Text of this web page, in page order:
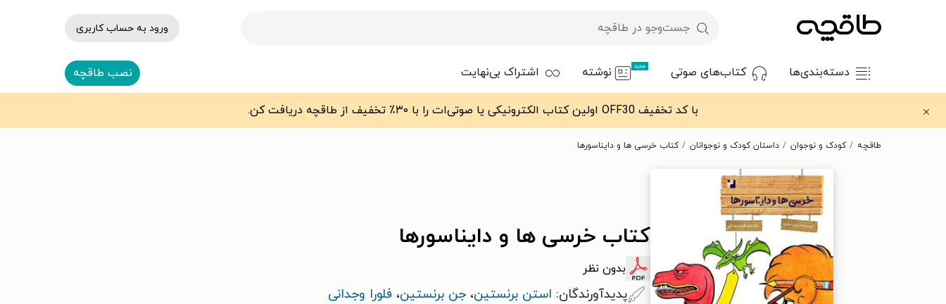
ورود به حساب کاربری
دسته‌بندی‌ها کتاب‌های صوتی جدید نوشته اشتراک بی‌نهایت نصب طاقچه
با کد تخفیف OFF30 اولین کتاب الکترونیکی یا صوتی‌ات را با ۳۰٪ تخفیف از طاقچه دریافت کن.
طاقچه کودک و نوجوان داستان کودک و نوجوانان کتاب خرسی ها و دایناسورها
کتاب خرسی ها و دایناسورها
بدون نظر
پدیدآورندگان: استن برنستین، جن برنستین، فلورا وجدانی